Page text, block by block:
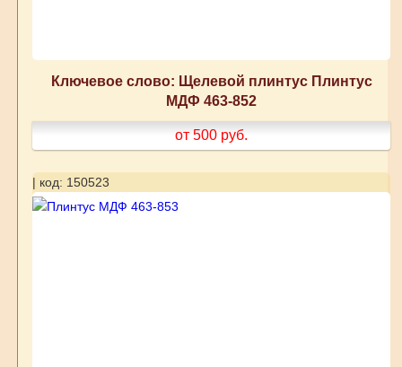
Ключевое слово: Щелевой плинтус Плинтус
МДФ 463-852
от 500 руб.
| код: 150523